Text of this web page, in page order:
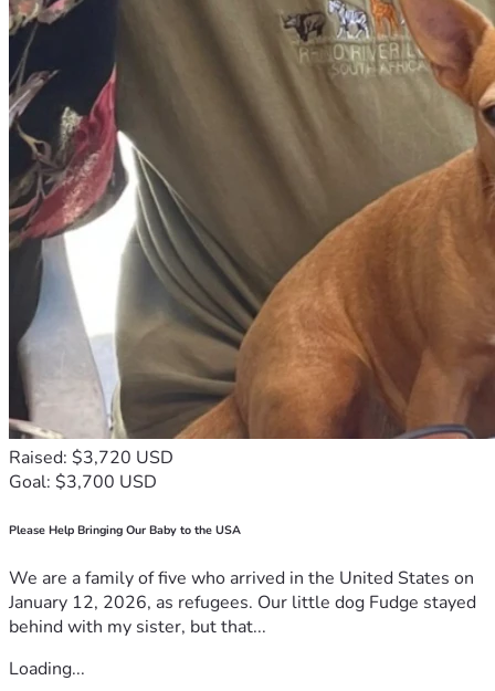
Raised: $3,720 USD
Goal: $3,700 USD
Please Help Bringing Our Baby to the USA
We are a family of five who arrived in the United States on
January 12, 2026, as refugees. Our little dog Fudge stayed
behind with my sister, but that...
Loading...